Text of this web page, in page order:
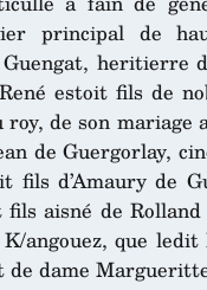
principal de
heritierre
estoit fils de
de son mariage
de Guergorlay,
fils d’Amaury de
aisné de Rolland
angouez, que
dame